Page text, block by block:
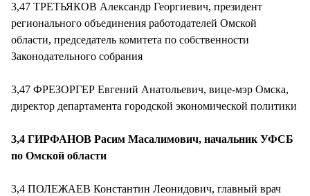
3,47 ТРЕТЬЯКОВ Александр Георгиевич, президент
регионального объединения работодателей Омской
области, председатель комитета по собственности
Законодательного собрания
3,47 ФРЕЗОРГЕР Евгений Анатольевич, вице-мэр Омска,
директор департамента городской экономической политики
3,4 ГИРФАНОВ Расим Масалимович, начальник УФСБ
по Омской области
3,4 ПОЛЕЖАЕВ Константин Леонидович, главный врач